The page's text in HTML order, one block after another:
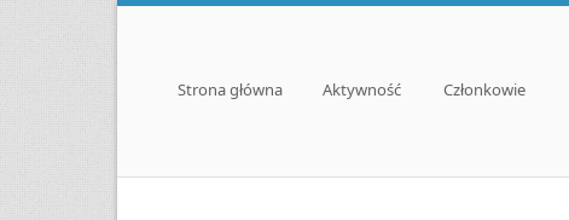
Menu
Skip to content
Strona główna Aktywność Członkowie